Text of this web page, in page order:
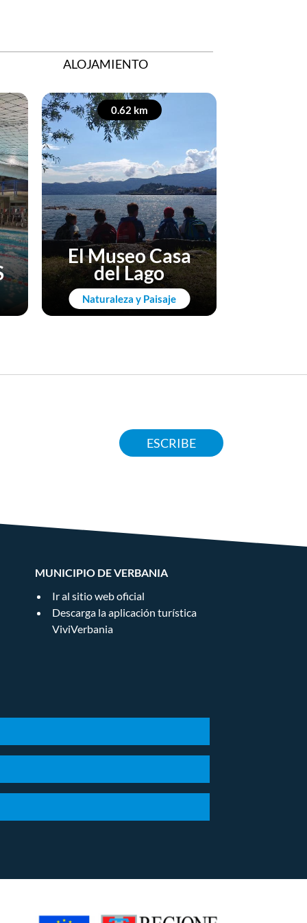
ALOJAMIENTO
0.62 km
Naturaleza y Paisaje
El Museo Casa
del Lago
ESCRIBE
MUNICIPIO DE VERBANIA
Ir al sitio web oficial
Descarga la aplicación turística
ViviVerbania